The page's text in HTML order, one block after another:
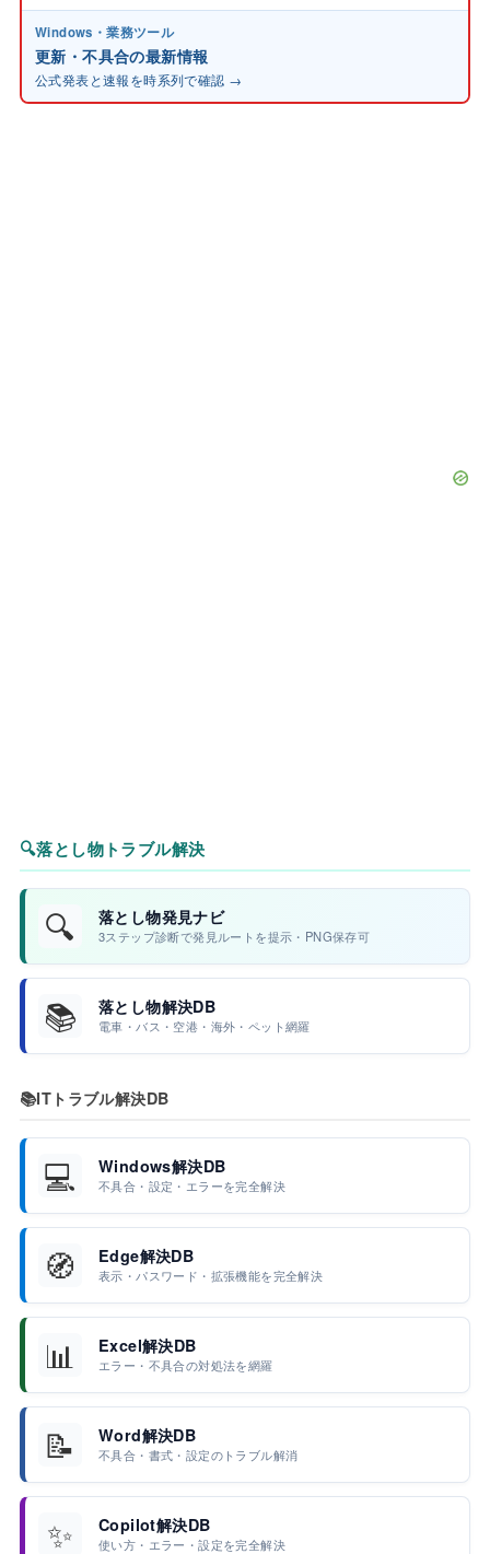
Windows・業務ツール
更新・不具合の最新情報
公式発表と速報を時系列で確認 →
🔍落とし物トラブル解決
🔍 落とし物発見ナビ
3ステップ診断で発見ルートを提示・PNG保存可
📚 落とし物解決DB
電車・バス・空港・海外・ペット網羅
📚ITトラブル解決DB
💻 Windows解決DB
不具合・設定・エラーを完全解決
🧭 Edge解決DB
表示・パスワード・拡張機能を完全解決
📊 Excel解決DB
エラー・不具合の対処法を網羅
📝 Word解決DB
不具合・書式・設定のトラブル解消
✨ Copilot解決DB
使い方・エラー・設定を完全解決